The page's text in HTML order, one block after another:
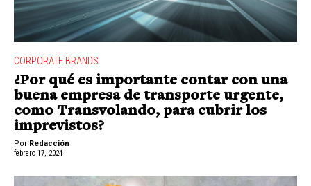
CORPORATE BRANDS
¿Por qué es importante contar con una
buena empresa de transporte urgente,
como Transvolando, para cubrir los
imprevistos?
Por Redacción
febrero 17, 2024